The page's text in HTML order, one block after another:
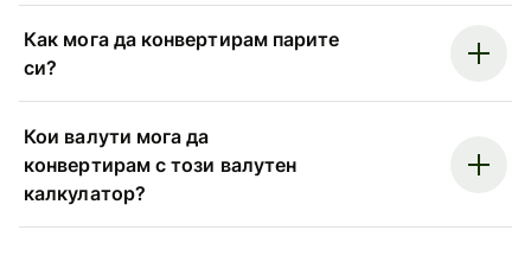
Как мога да конвертирам парите
си?
Кои валути мога да
конвертирам с този валутен
калкулатор?